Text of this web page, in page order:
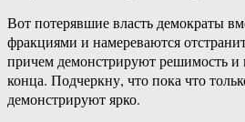
Вот потерявшие власть демократы
фракциями и намереваются
причем демонстрируют решимость и
конца. Подчеркну, что пока что
демонстрируют ярко.